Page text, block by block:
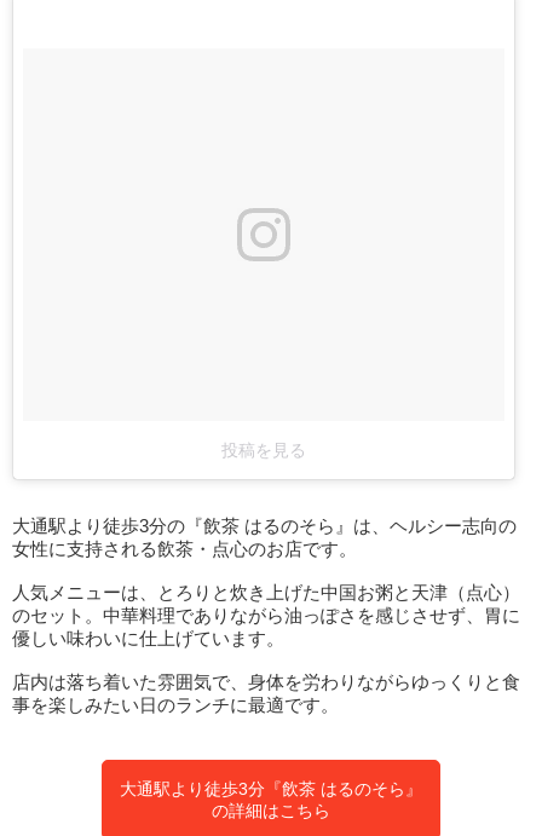
投稿を見る
大通駅より徒歩3分の『飲茶 はるのそら』は、ヘルシー志向の
女性に支持される飲茶・点心のお店です。
人気メニューは、とろりと炊き上げた中国お粥と天津（点心）
のセット。中華料理でありながら油っぽさを感じさせず、胃に
優しい味わいに仕上げています。
店内は落ち着いた雰囲気で、身体を労わりながらゆっくりと食
事を楽しみたい日のランチに最適です。
大通駅より徒歩3分『飲茶 はるのそら』
の詳細はこちら